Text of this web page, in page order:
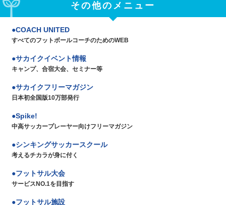
その他のメニュー
COACH UNITED
すべてのフットボールコーチのためのWEB
サカイクイベント情報
キャンプ、合宿大会、セミナー等
サカイクフリーマガジン
日本初全国版10万部発行
Spike!
中高サッカープレーヤー向けフリーマガジン
シンキングサッカースクール
考えるチカラが身に付く
フットサル大会
サービスNO.1を目指す
フットサル施設